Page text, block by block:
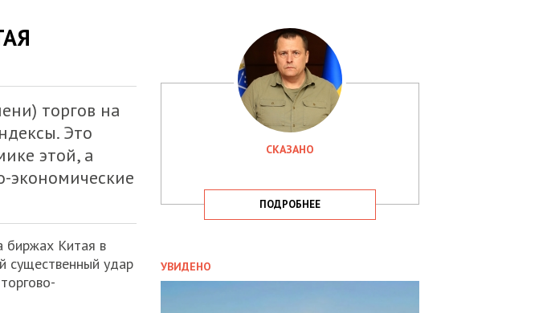
торгов на
Это
этой, а
экономические
биржах Китая в
существенный удар
СКАЗАНО
ПОДРОБНЕЕ
УВИДЕНО
ЗАТРИМАЛА